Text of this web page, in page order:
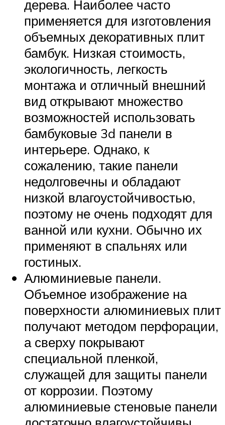
дерева. Наиболее часто
применяется для изготовления
объемных декоративных плит
бамбук. Низкая стоимость,
экологичность, легкость
монтажа и отличный внешний
вид открывают множество
возможностей использовать
бамбуковые 3d панели в
интерьере. Однако, к
сожалению, такие панели
недолговечны и обладают
низкой влагоустойчивостью,
поэтому не очень подходят для
ванной или кухни. Обычно их
применяют в спальнях или
гостиных.
Алюминиевые панели.
Объемное изображение на
поверхности алюминиевых плит
получают методом перфорации,
а сверху покрывают
специальной пленкой,
служащей для защиты панели
от коррозии. Поэтому
алюминиевые стеновые панели